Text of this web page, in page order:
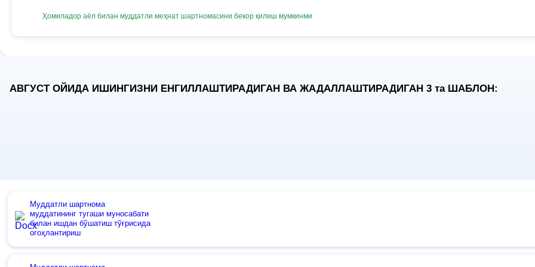
Ҳомиладор аёл билан муддатли меҳнат шартномасини бекор қилиш мумкинми
АВГУСТ ОЙИДА ИШИНГИЗНИ ЕНГИЛЛАШТИРАДИГАН ВА ЖАДАЛЛАШТИРАДИГАН 3 таШАБЛОН:
Муддатли шартнома
муддатининг тугаши муносабати
билан ишдан бўшатиш тўғрисида
огоҳлантириш